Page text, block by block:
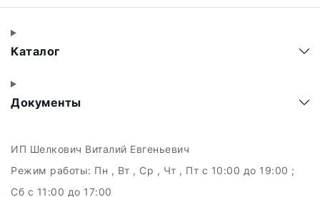
Каталог
Документы
ИП Шелкович Виталий Евгеньевич
Режим работы: Пн , Вт , Ср , Чт , Пт c 10:00 до 19:00 ;
Сб c 11:00 до 17:00